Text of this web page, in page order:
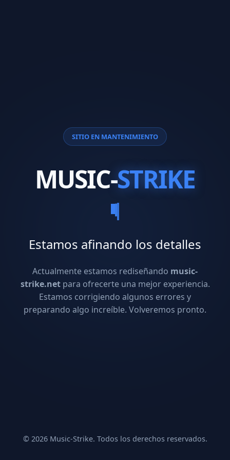
SITIO EN MANTENIMIENTO
MUSIC-STRIKE
Estamos afinando los detalles
Actualmente estamos rediseñando music-
strike.netpara ofrecerte una mejor experiencia.
Estamos corrigiendo algunos errores y
preparando algo increíble. Volveremos pronto.
© 2026 Music-Strike. Todos los derechos reservados.